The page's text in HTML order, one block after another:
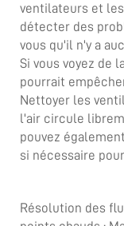
ventilateurs et
détecter des
vous qu'il n'y a
Si vous voyez de
pourrait
Nettoyer les
l'air circule
pouvez
si nécessaire
Résolution des